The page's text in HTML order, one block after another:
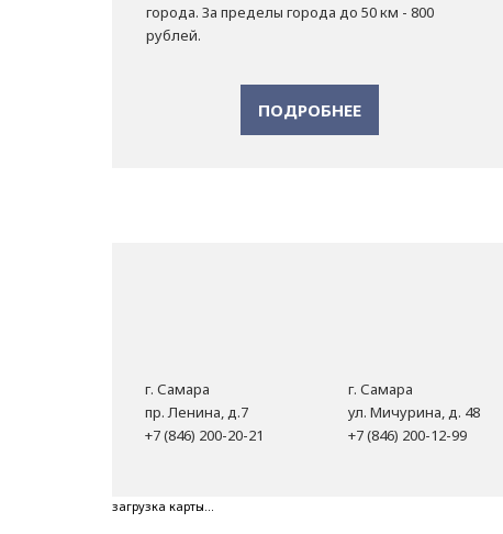
города. За пределы города до 50 км - 800
рублей.
ПОДРОБНЕЕ
г. Самара
пр. Ленина, д.7
+7 (846) 200-20-21
г. Самара
ул. Мичурина, д. 48
+7 (846) 200-12-99
загрузка карты...